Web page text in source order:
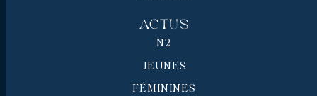
Actus
N2
JEUNES
FÉMININES